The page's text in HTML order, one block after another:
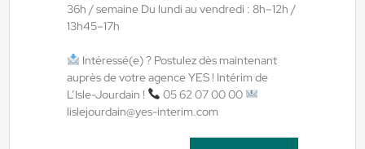
36h / semaine Du lundi au vendredi : 8h–12h /
13h45–17h
Intéressé(e) ? Postulez dès maintenant
auprès de votre agence YES ! Intérim de
L’Isle-Jourdain !
05 62 07 00 00
lislejourdain@yes-interim.com
Interim
12,31 €/h - 12,51 €/h
17/08/26 Au:31/08/26
1sur 27